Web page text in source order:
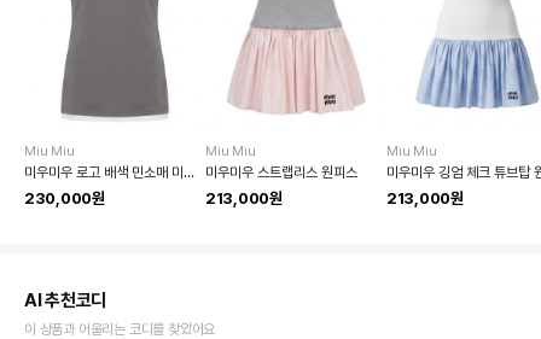
Miu Miu
미우미우 로고 배색 민소매 미니 원피스
230,000원
Miu Miu
미우미우 스트랩리스 원피스
213,000원
Miu Miu
213,000원
AI 추천코디
이 상품과 어울리는 코디를 찾았어요